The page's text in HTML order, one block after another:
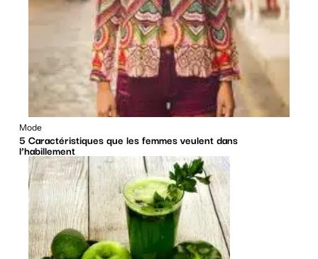
Mode
5 Caractéristiques que les femmes veulent dans
l’habillement